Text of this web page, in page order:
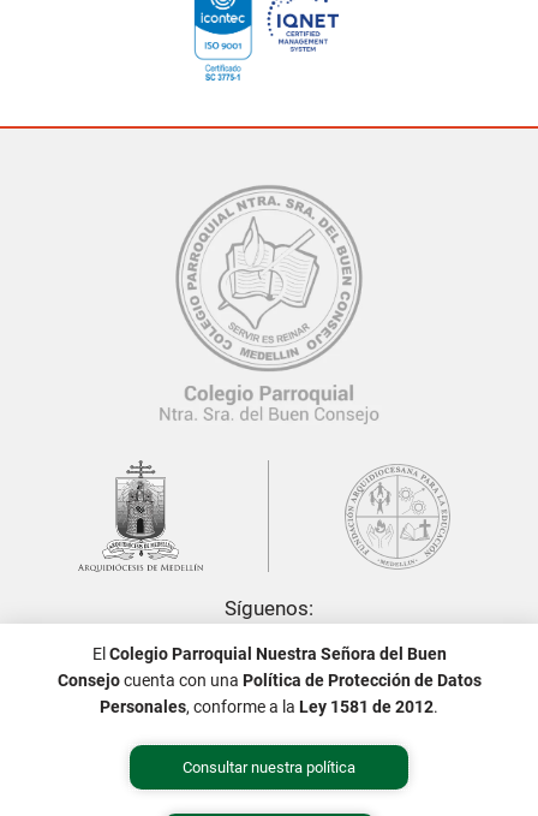
Síguenos:
Política de Tratamiento de Datos Personales
El Colegio Parroquial Nuestra Señora del Buen
Consejocuenta con una Política de Protección de Datos
Personales, conforme a la Ley 1581 de 2012.
Consultar nuestra política